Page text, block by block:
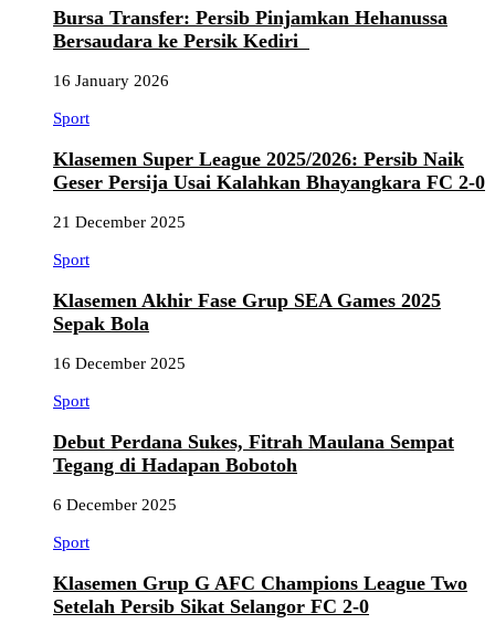
Bursa Transfer: Persib Pinjamkan Hehanussa
Bersaudara ke Persik Kediri
16 January 2026
Sport
Klasemen Super League 2025/2026: Persib Naik
Geser Persija Usai Kalahkan Bhayangkara FC 2-0
21 December 2025
Sport
Klasemen Akhir Fase Grup SEA Games 2025
Sepak Bola
16 December 2025
Sport
Debut Perdana Sukes, Fitrah Maulana Sempat
Tegang di Hadapan Bobotoh
6 December 2025
Sport
Klasemen Grup G AFC Champions League Two
Setelah Persib Sikat Selangor FC 2-0